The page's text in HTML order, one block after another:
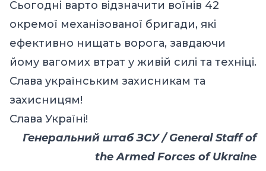
Сьогодні варто відзначити воїнів 42
окремої механізованої бригади, які
ефективно нищать ворога, завдаючи
йому вагомих втрат у живій силі та техніці.
Слава українським захисникам та
захисницям!
Слава Україні!
Генеральний штаб ЗСУ / General Staff of
the Armed Forces of Ukraine